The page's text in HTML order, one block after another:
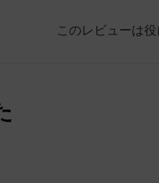
このレビューは